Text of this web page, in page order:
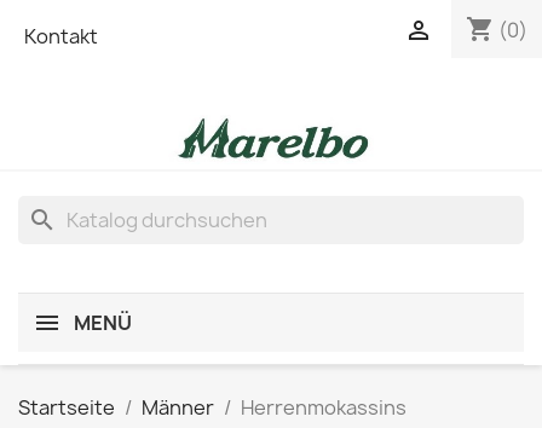
Kontakt shopping_cart (0)

search
MENÜ
Startseite Männer Herrenmokassins